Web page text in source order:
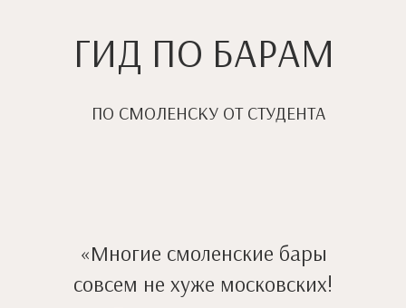
ГИД ПО БАРАМ
ПО СМОЛЕНСКУ ОТ СТУДЕНТА
«Многие смоленские бары
совсем не хуже московских!